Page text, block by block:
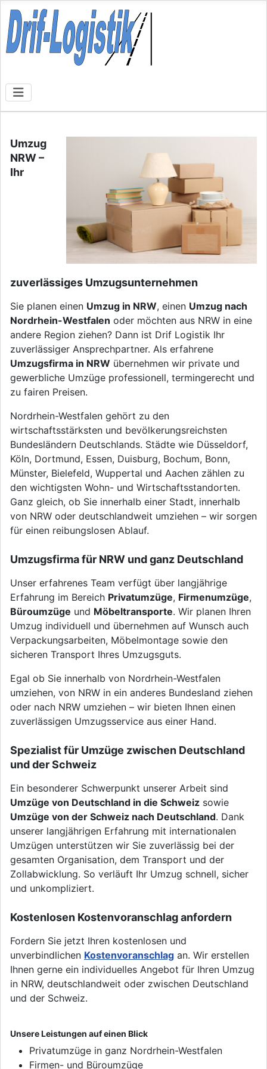
Umzug
NRW –
Ihr
zuverlässiges Umzugsunternehmen
Sie planen einen Umzug in NRW, einen Umzug nach
Nordrhein-Westfalen oder möchten aus NRW in eine
andere Region ziehen? Dann ist Drif Logistik Ihr
zuverlässiger Ansprechpartner. Als erfahrene
Umzugsfirma in NRW übernehmen wir private und
gewerbliche Umzüge professionell, termingerecht und
zu fairen Preisen.
Nordrhein-Westfalen gehört zu den
wirtschaftsstärksten und bevölkerungsreichsten
Bundesländern Deutschlands. Städte wie Düsseldorf,
Köln, Dortmund, Essen, Duisburg, Bochum, Bonn,
Münster, Bielefeld, Wuppertal und Aachen zählen zu
den wichtigsten Wohn- und Wirtschaftsstandorten.
Ganz gleich, ob Sie innerhalb einer Stadt, innerhalb
von NRW oder deutschlandweit umziehen – wir sorgen
für einen reibungslosen Ablauf.
Umzugsfirma für NRW und ganz Deutschland
Unser erfahrenes Team verfügt über langjährige
Erfahrung im Bereich Privatumzüge, Firmenumzüge,
Büroumzüge und Möbeltransporte. Wir planen Ihren
Umzug individuell und übernehmen auf Wunsch auch
Verpackungsarbeiten, Möbelmontage sowie den
sicheren Transport Ihres Umzugsguts.
Egal ob Sie innerhalb von Nordrhein-Westfalen
umziehen, von NRW in ein anderes Bundesland ziehen
oder nach NRW umziehen – wir bieten Ihnen einen
zuverlässigen Umzugsservice aus einer Hand.
Spezialist für Umzüge zwischen Deutschland
und der Schweiz
Ein besonderer Schwerpunkt unserer Arbeit sind
Umzüge von Deutschland in die Schweiz sowie
Umzüge von der Schweiz nach Deutschland. Dank
unserer langjährigen Erfahrung mit internationalen
Umzügen unterstützen wir Sie zuverlässig bei der
gesamten Organisation, dem Transport und der
Zollabwicklung. So verläuft Ihr Umzug schnell, sicher
und unkompliziert.
Kostenlosen Kostenvoranschlag anfordern
Fordern Sie jetzt Ihren kostenlosen und
unverbindlichen Kostenvoranschlag an. Wir erstellen
Ihnen gerne ein individuelles Angebot für Ihren Umzug
in NRW, deutschlandweit oder zwischen Deutschland
und der Schweiz.
Unsere Leistungen auf einen Blick
Privatumzüge in ganz Nordrhein-Westfalen
Firmen- und Büroumzüge